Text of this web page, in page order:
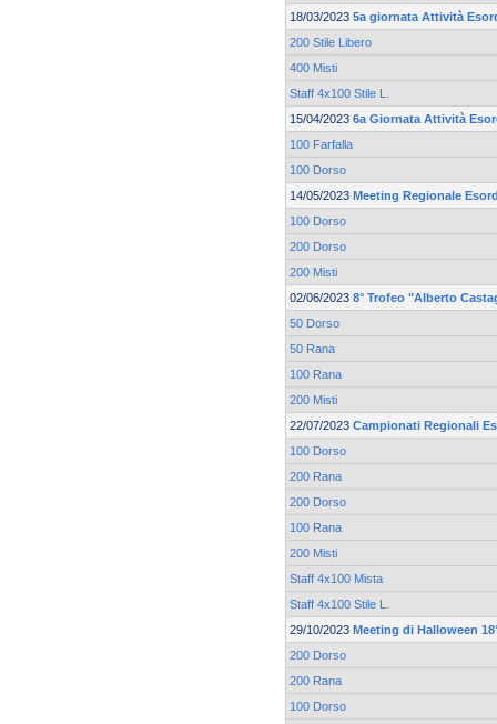
18/03/2023 5a giornata Attività
200 Stile Libero
400 Misti
Staff 4x100 Stile L.
15/04/2023 6a Giornata Attività
100 Farfalla
100 Dorso
14/05/2023 Meeting Regionale
100 Dorso
200 Dorso
200 Misti
02/06/2023 8° Trofeo "Alberto
50 Dorso
50 Rana
100 Rana
200 Misti
22/07/2023 Campionati Regionali
100 Dorso
200 Rana
200 Dorso
100 Rana
200 Misti
Staff 4x100 Mista
Staff 4x100 Stile L.
29/10/2023 Meeting di Halloween
200 Dorso
200 Rana
100 Dorso